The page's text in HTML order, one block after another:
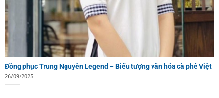
Đồng phục Trung Nguyên Legend – Biểu tượng văn hóa cà phê Việt
26/09/2025